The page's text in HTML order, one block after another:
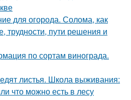
для огорода. Солома, как
трудности, пути решения и
по сортам винограда.
листья. Школа выживания:
что можно есть в лесу